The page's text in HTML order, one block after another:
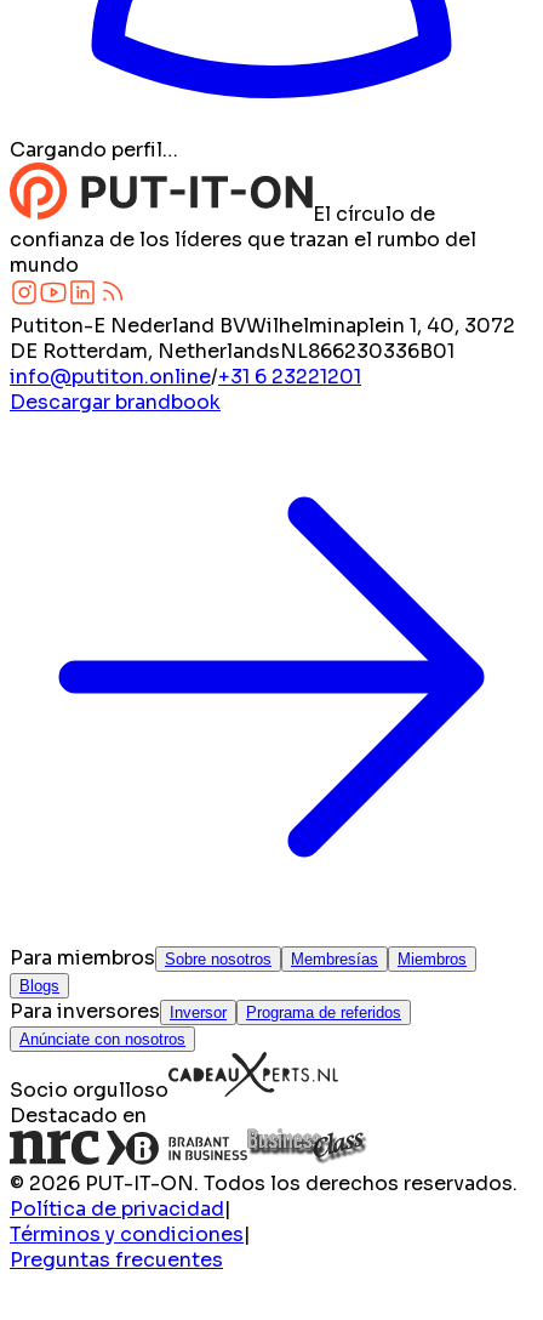
Cargando perfil…
El círculo de
confianza de los líderes que trazan el rumbo del
mundo
Putiton-E Nederland BVWilhelminaplein 1, 40, 3072
DE Rotterdam, NetherlandsNL866230336B01
info@putiton.online/+31 6 23221201
Descargar brandbook
Para miembros Sobre nosotros Membresías
Miembros
Blogs
Para inversores Inversor
Programa de referidos
Anúnciate con nosotros
Socio orgulloso
Destacado en
© 2026 PUT-IT-ON. Todos los derechos reservados.
Política de privacidad|
Términos y condiciones|
Preguntas frecuentes